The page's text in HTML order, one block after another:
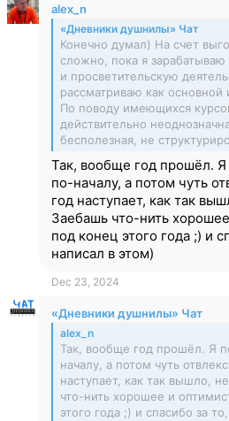
alex_n
«Дневники душнилы» Чат
Конечно думал) На счет
сложно, пока я зарабатываю
и просветительскую
рассматриваю как основной
По поводу имеющихся
действительно
бесполезная, не
Так, вообще год прошёл.
по-началу, а потом чуть
год наступает, как так
Заебашь что-нить
под конец этого года ;) и
написал в этом)
Dec 23, 2024
«Дневники душнилы» Чат
alex_n
Так, вообще год прошёл. Я
началу, а потом чуть
наступает, как так вышло,
что-нить хорошее и
этого года ;) и спасибо за